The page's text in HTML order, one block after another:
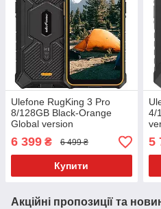
Ulefone RugKing 3 Pro
8/128GB Black-Orange
Global version
6 399 ₴ 6 499 ₴
Купити
4/
5
Акційні пропозиції та